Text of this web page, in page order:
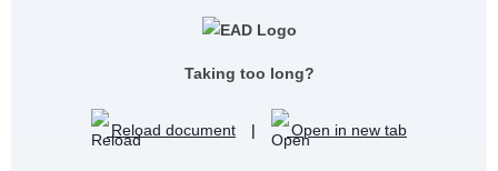
Taking too long?
Reload document | Open in new tab